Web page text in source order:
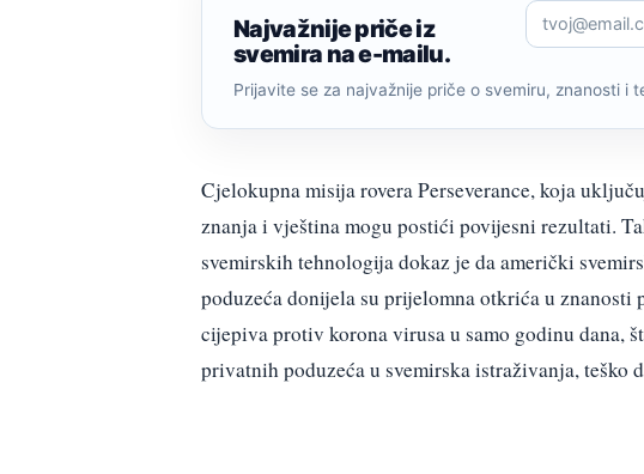
Najvažnije priče iz
svemira na e-mailu.
Prijavite se za najvažnije priče o svemiru, znanosti i
Cjelokupna misija rovera Perseverance, koja
znanja i vještina mogu postići povijesni rezultati.
svemirskih tehnologija dokaz je da američki
poduzeća donijela su prijelomna otkrića u
cijepiva protiv korona virusa u samo godinu dana,
privatnih poduzeća u svemirska istraživanja, teško